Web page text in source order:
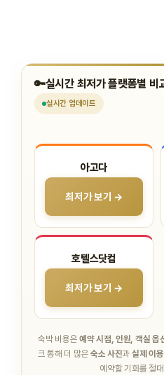
🔑실시간 최저가 플랫폼별 비
실시간 업데이트
아고다
최저가 보기 →
호텔스닷컴
최저가 보기 →
숙박 비용은예약 시점, 인원, 객실 옵
크 통해 더 많은 숙소 사진과 실제 이용
예약할 기회를 절